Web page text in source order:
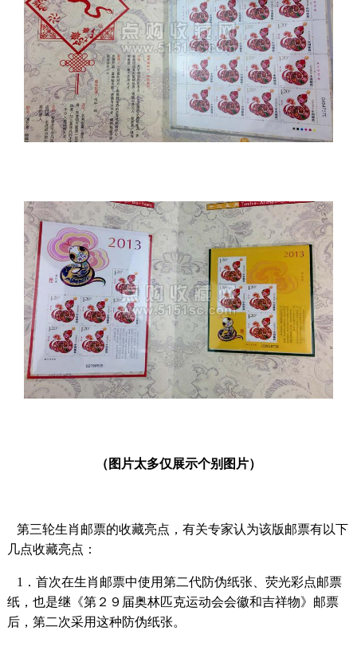
（图片太多仅展示个别图片）
第三轮生肖邮票的收藏亮点，有关专家认为该版邮票有以下
几点收藏亮点：
1．首次在生肖邮票中使用第二代防伪纸张、荧光彩点邮票
纸，也是继《第２９届奥林匹克运动会会徽和吉祥物》邮票
后，第二次采用这种防伪纸张。